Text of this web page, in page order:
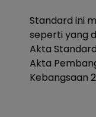
Standard ini
seperti yang
Akta
Akta
Kebangsaan